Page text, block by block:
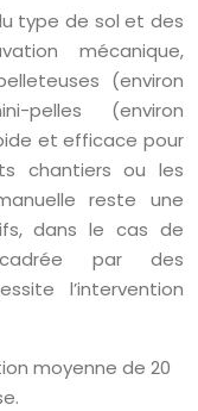
type de sol et des
mécanique,
(environ
pelles (environ
et efficace pour
chantiers ou les
reste une
dans le cas de
par des
l’intervention
moyenne de 20